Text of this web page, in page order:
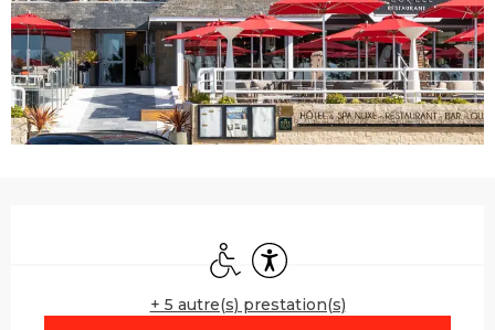
Accès handicapés
Accessibilité
+ 5 autre(s) prestation(s)